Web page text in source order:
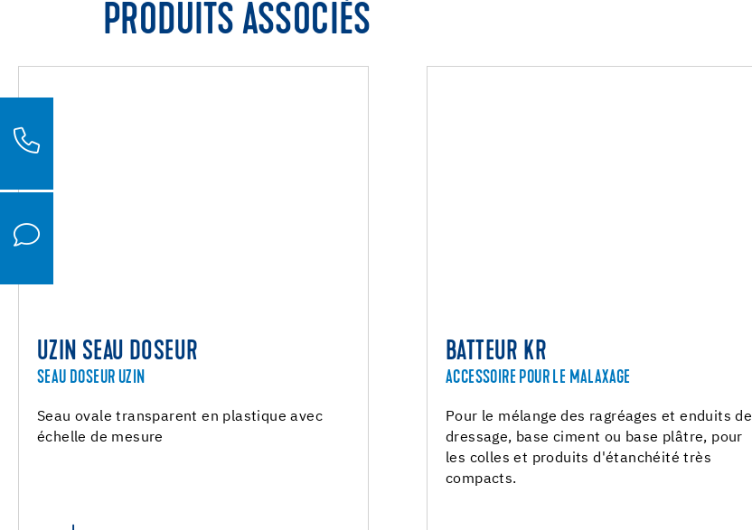
PRODUITS ASSOCIÉS
UZIN SEAU DOSEUR
SEAU DOSEUR UZIN
Seau ovale transparent en plastique avec
échelle de mesure
BATTEUR KR
ACCESSOIRE POUR LE MALAXAGE
Pour le mélange des ragréages et enduits de
dressage, base ciment ou base plâtre, pour
les colles et produits d'étanchéité très
compacts.